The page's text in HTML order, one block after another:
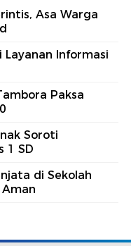
Asa Warga
Informasi
Paksa
Soroti
1 SD
di Sekolah